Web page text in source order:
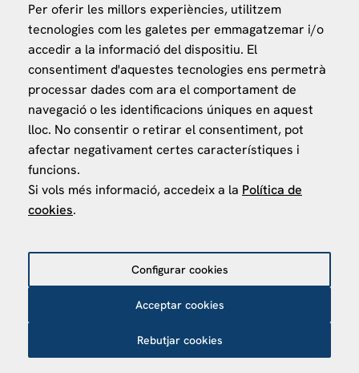
Ministerio de Asuntos Exteriores, UE y Cooperación
Fundación "la Caixa"
VISÍTANOS
Finca Agustí Pedro Pons
Av. Valvidrera, 25
Política de Cookies
Política de protecció de dades
Per oferir les millors experiències, utilitzem
tecnologies com les galetes per emmagatzemar i/o
accedir a la informació del dispositiu. El
consentiment d'aquestes tecnologies ens permetrà
processar dades com ara el comportament de
navegació o les identificacions úniques en aquest
lloc. No consentir o retirar el consentiment, pot
afectar negativament certes característiques i
funcions.
Si vols més informació, accedeix a la Política de
cookies.
Configurar cookies
Rebutjar cookies
Acceptar cookies